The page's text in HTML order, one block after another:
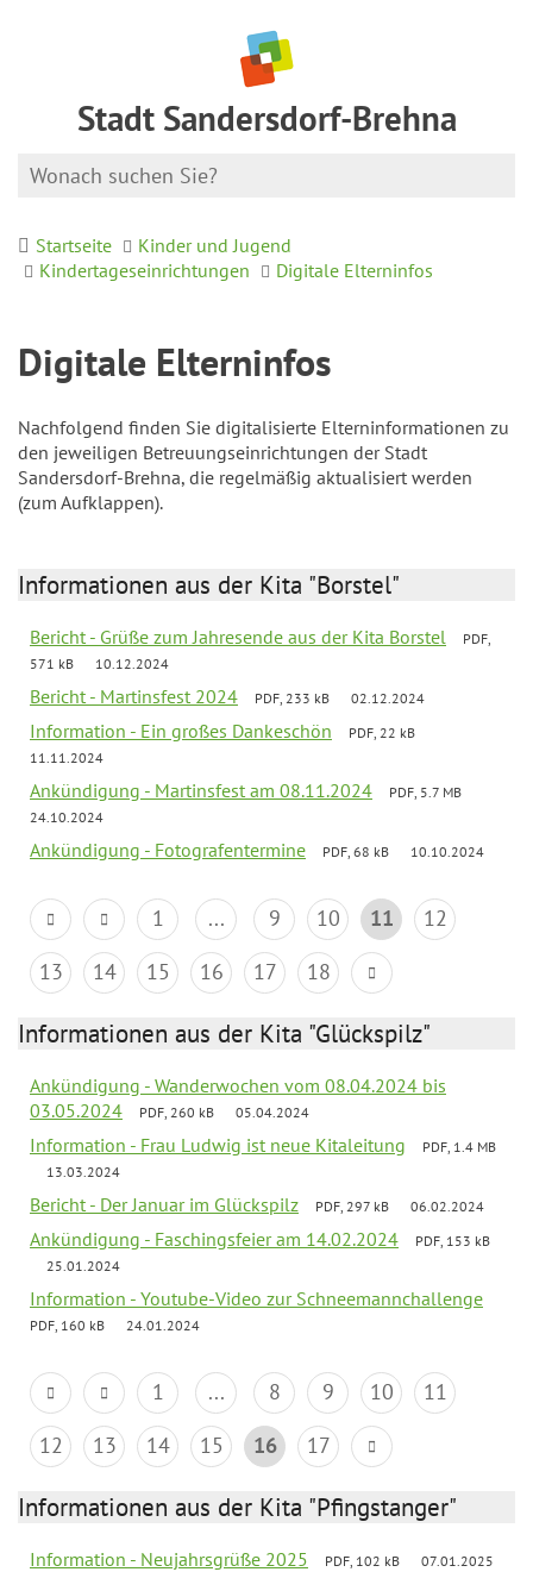
Stadt Sandersdorf-Brehna
Startseite
Kinder und Jugend
Kindertageseinrichtungen
Digitale Elterninfos
Digitale Elterninfos
Nachfolgend finden Sie digitalisierte Elterninformationen zu
den jeweiligen Betreuungseinrichtungen der Stadt
Sandersdorf-Brehna, die regelmäßig aktualisiert werden
(zum Aufklappen).
Informationen aus der Kita "Borstel"
Bericht - Grüße zum Jahresende aus der Kita Borstel
PDF,
571 kB
10.12.2024
Bericht - Martinsfest 2024 PDF, 233 kB 02.12.2024
Information - Ein großes Dankeschön
PDF, 22 kB
11.11.2024
Ankündigung - Martinsfest am 08.11.2024
PDF, 5.7 MB
24.10.2024
Ankündigung - Fotografentermine PDF, 68 kB 10.10.2024
1 ... 9 10 11
12
13
14 15 16 17 18
Informationen aus der Kita "Glückspilz"
Ankündigung - Wanderwochen vom 08.04.2024 bis
03.05.2024
PDF, 260 kB 05.04.2024
Information - Frau Ludwig ist neue Kitaleitung
PDF, 1.4 MB
13.03.2024
Bericht - Der Januar im Glückspilz PDF, 297 kB 06.02.2024
Ankündigung - Faschingsfeier am 14.02.2024
PDF, 153 kB
25.01.2024
Information - Youtube-Video zur Schneemannchallenge
PDF, 160 kB 24.01.2024
1 ... 8 9 10
11
12
13 14 15 16 17
Informationen aus der Kita "Pfingstanger"
Information - Neujahrsgrüße 2025 PDF, 102 kB 07.01.2025